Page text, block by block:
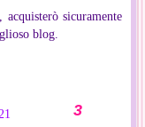
sicuramente
blog.